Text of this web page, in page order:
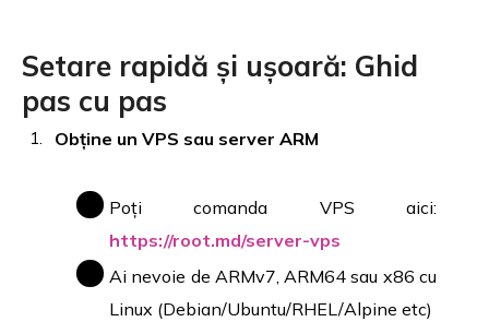
Setare rapidă și ușoară: Ghid
pas cu pas
Obține un VPS sau server ARM
Poți comanda VPS aici:
https://root.md/server-vps
Ai nevoie de ARMv7, ARM64 sau x86 cu
Linux (Debian/Ubuntu/RHEL/Alpine etc)